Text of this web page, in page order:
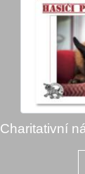
Charitativní